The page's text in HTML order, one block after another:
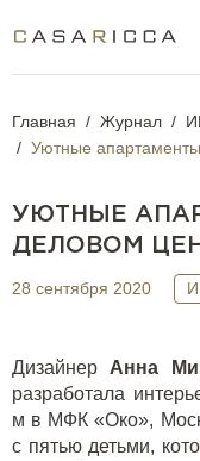
Главная Журнал
Уютные
УЮТНЫЕ
ДЕЛОВОМ
28 сентября 2020
Дизайнер Анна
разработала
м в МФК «Око»,
с пятью детьми,